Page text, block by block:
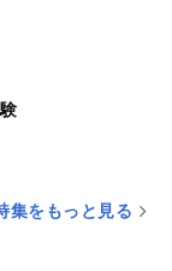
集をもっと見る